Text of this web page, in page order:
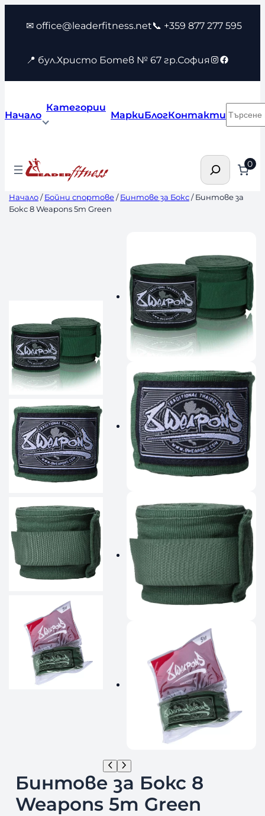
съдържанието
✉ office@leaderfitness.net📞 +359 877 277 595
📍 бул.Христо Ботев № 67 гр.София Instagram
Facebook
Начало
Категории
МаркиБлогКонтакти
Търсене 0
Начало/Бойни спортове/Бинтове за Бокс/ Бинтове за
Бокс 8 Weapons 5m Green
Бинтове за Бокс 8
Weapons 5m Green